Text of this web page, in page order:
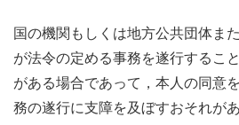
国の機関もしくは地方公共団体ま
が法令の定める事務を遂行するこ
がある場合であって，本人の同意
務の遂行に支障を及ぼすおそれが